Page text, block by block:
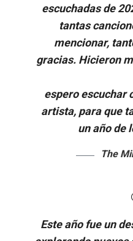
escuchadas de
tantas
mencionar,
gracias. Hicieron
espero escuchar
artista, para que
un año de
The
Este año fue un